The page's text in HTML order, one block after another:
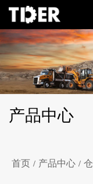
产品中心
首页 / 产品中心 /